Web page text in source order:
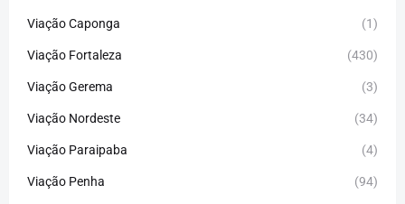
Viação Caponga (1)
Viação Fortaleza (430)
Viação Gerema (3)
Viação Nordeste (34)
Viação Paraipaba (4)
Viação Penha (94)